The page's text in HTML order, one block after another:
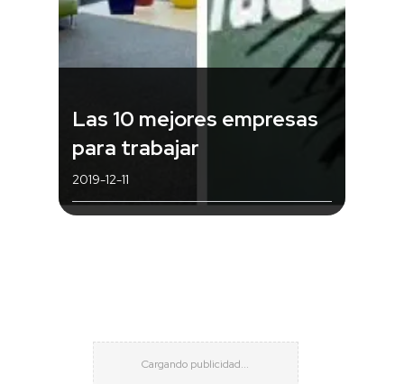
Las 10 mejores empresas
para trabajar
2019-12-11